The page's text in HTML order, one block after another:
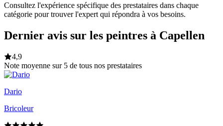
Consultez l'expérience spécifique des prestataires dans chaque
catégorie pour trouver l'expert qui répondra à vos besoins.
Dernier avis sur les peintres à Capellen
4,9
Note moyenne sur 5 de tous nos prestataires
Dario
Bricoleur